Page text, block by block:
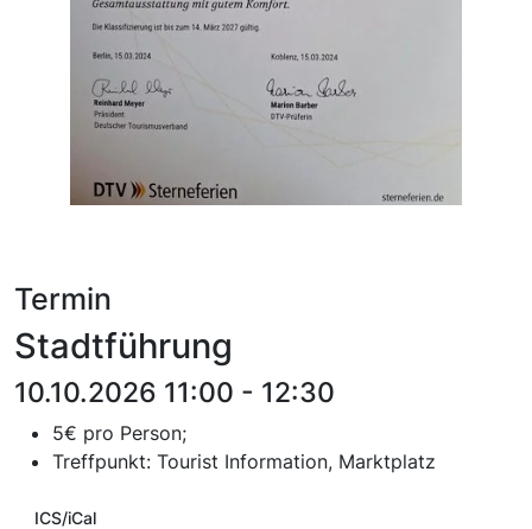
Termin
Stadtführung
10.10.2026 11:00 - 12:30
5€ pro Person;
Treffpunkt: Tourist Information, Marktplatz
ICS/iCal